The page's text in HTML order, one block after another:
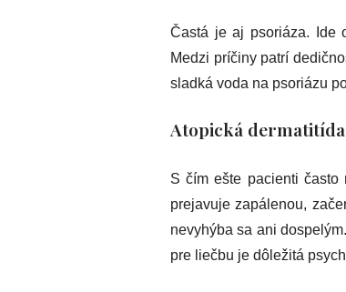
Častá je aj psoriáza. Ide
Medzi príčiny patrí
sladká voda na psoriázu
Atopická dermatitída
S čím ešte pacienti často
prejavuje zapálenou,
nevyhýba sa ani
pre liečbu je dôležitá